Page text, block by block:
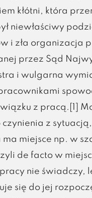
kłótni, która
niewłaściwy
i zła organizacja
przez Sąd
i wulgarna
z pracą.[1]
z
miejsce np. w
de facto w
nie świadczy,
się do jej